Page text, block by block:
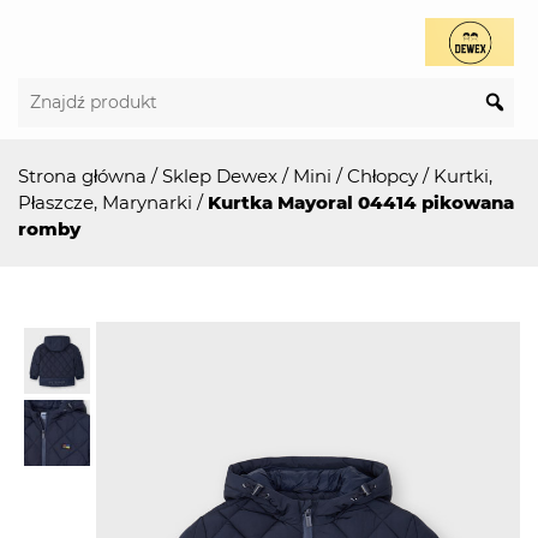
Strona główna /Sklep Dewex / Mini /Chłopcy / Kurtki,
Płaszcze, Marynarki / Kurtka Mayoral 04414 pikowana
romby